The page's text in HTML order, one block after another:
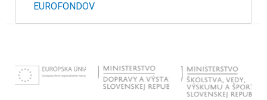
EUROFONDOV